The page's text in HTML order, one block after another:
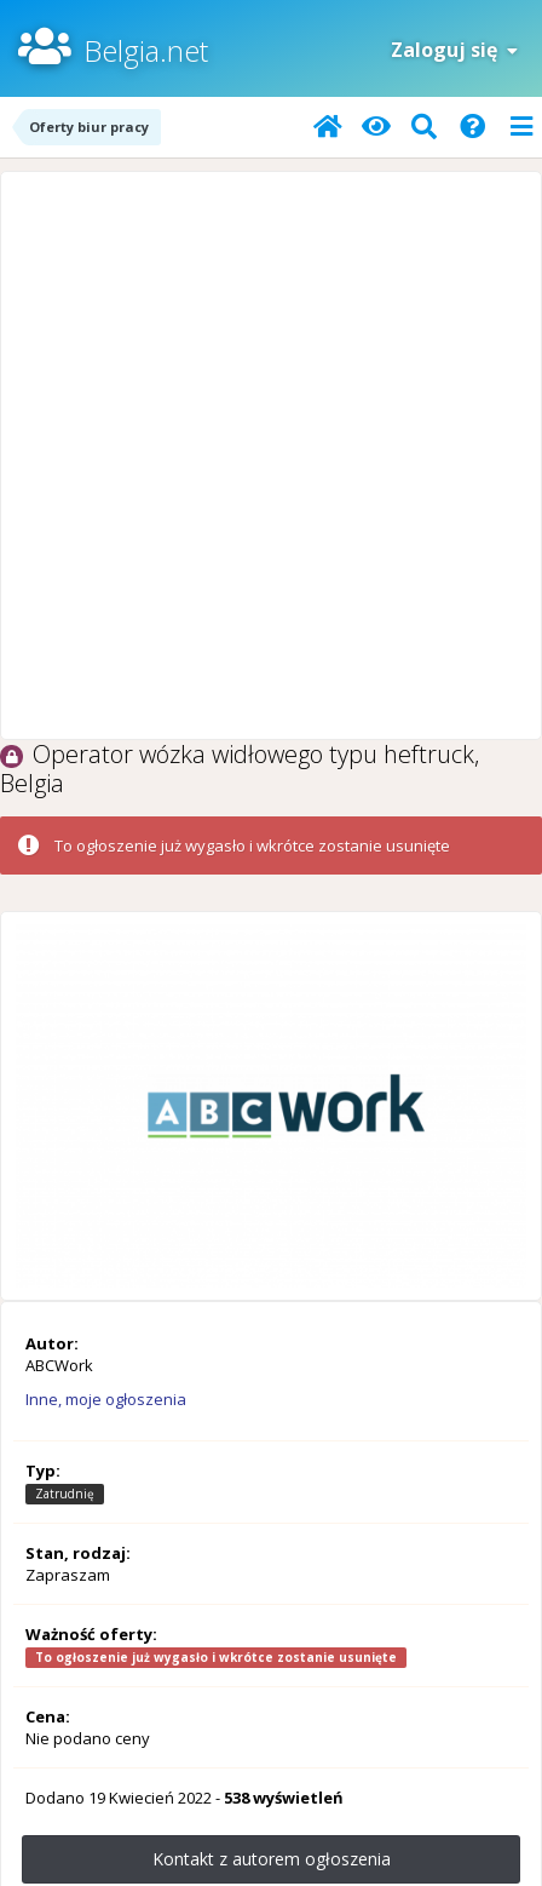
Belgia.net Zaloguj się
Oferty biur pracy
Operator wózka widłowego typu heftruck,
Belgia
To ogłoszenie już wygasło i wkrótce zostanie usunięte
Autor:
ABCWork
Inne, moje ogłoszenia
Typ:
Zatrudnię
Stan, rodzaj:
Zapraszam
Ważność oferty:
To ogłoszenie już wygasło i wkrótce zostanie usunięte
Cena:
Nie podano ceny
Dodano 19 Kwiecień 2022- 538 wyświetleń
Kontakt z autorem ogłoszenia